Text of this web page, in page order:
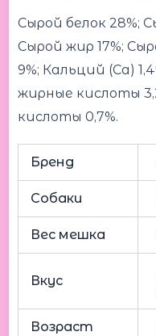
Сырой белок 28%;
Сырой жир 17%;
9%; Кальций (Ca)
жирные кислоты
кислоты 0,7%.
Бренд
Собаки
Вес мешка
Вкус
Возраст